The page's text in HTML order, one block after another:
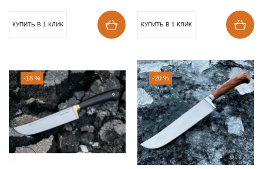
КУПИТЬ В 1 КЛИК КУПИТЬ В 1 КЛИК
-18 % -20 %